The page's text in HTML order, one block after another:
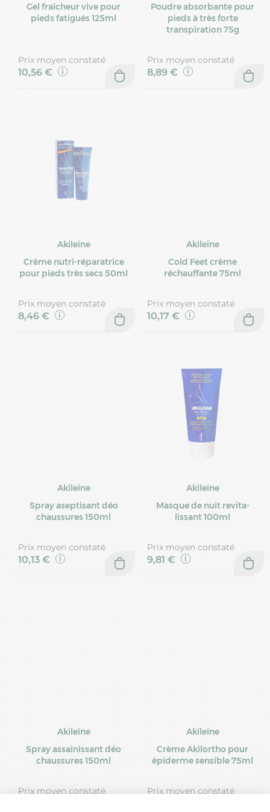
Gel fraîcheur vive pour
pieds fatigués 125ml
Prix moyen constaté
10,56 €
Poudre absorbante pour
pieds à très forte
transpiration 75g
Prix moyen constaté
8,89 €
Akileïne
Crème nutri-réparatrice
pour pieds très secs 50ml
Prix moyen constaté
8,46 €
Akileïne
Cold Feet crème
réchauffante 75ml
Prix moyen constaté
10,17 €
Akileïne
Spray aseptisant déo
chaussures 150ml
Prix moyen constaté
10,13 €
Akileïne
Masque de nuit revita-
lissant 100ml
Prix moyen constaté
9,81 €
Akileïne
Spray assainissant déo
chaussures 150ml
Prix moyen constaté
Akileïne
Crème Akilortho pour
épiderme sensible 75ml
Prix moyen constaté